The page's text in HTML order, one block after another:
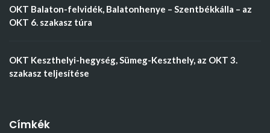
OKT Balaton-felvidék, Balatonhenye – Szentbékkálla – az
OKT 6. szakasz túra
OKT Keszthelyi-hegység, Sümeg-Keszthely, az OKT 3.
szakasz teljesítése
Címkék